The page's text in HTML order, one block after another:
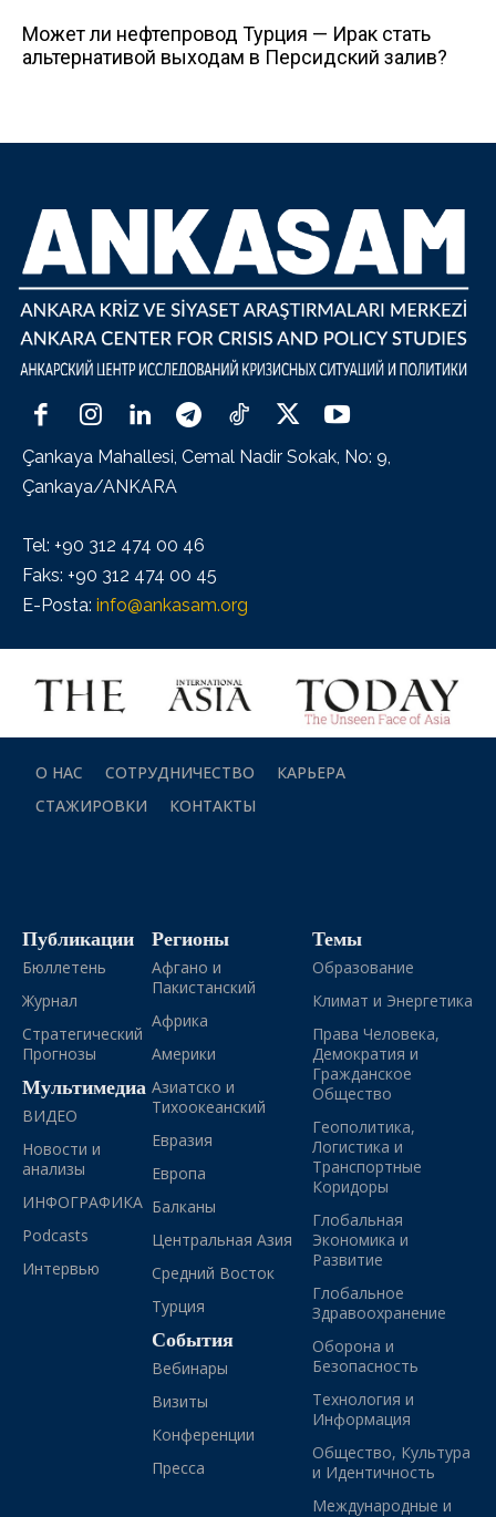
Может ли нефтепровод Турция — Ирак стать
альтернативой выходам в Персидский залив?
Çankaya Mahallesi, Cemal Nadir Sokak, No: 9,
Çankaya/ANKARA
Tel: +90 312 474 00 46
Faks: +90 312 474 00 45
E-Posta: info@ankasam.org
О НАС СОТРУДНИЧЕСТВО
КАРЬЕРА
СТАЖИРОВКИ
КОНТАКТЫ
Публикации
Бюллетень
Журнал
Стратегический
Прогнозы
Мультимедиа
ВИДЕО
Новости и
анализы
ИНФОГРАФИКА
Podcasts
Интервью
Регионы
Афгано и
Пакистанский
Африка
Америки
Азиатско и
Тихоокеанский
Евразия
Европа
Балканы
Центральная Азия
Средний Восток
Турция
События
Вебинары
Визиты
Конференции
Пресса
Темы
Образование
Климат и Энергетика
Права Человека,
Демократия и
Гражданское
Общество
Геополитика,
Логистика и
Транспортные
Коридоры
Глобальная
Экономика и
Развитие
Глобальное
Здравоохранение
Оборона и
Безопасность
Технология и
Информация
Общество, Культура
и Идентичность
Международные и